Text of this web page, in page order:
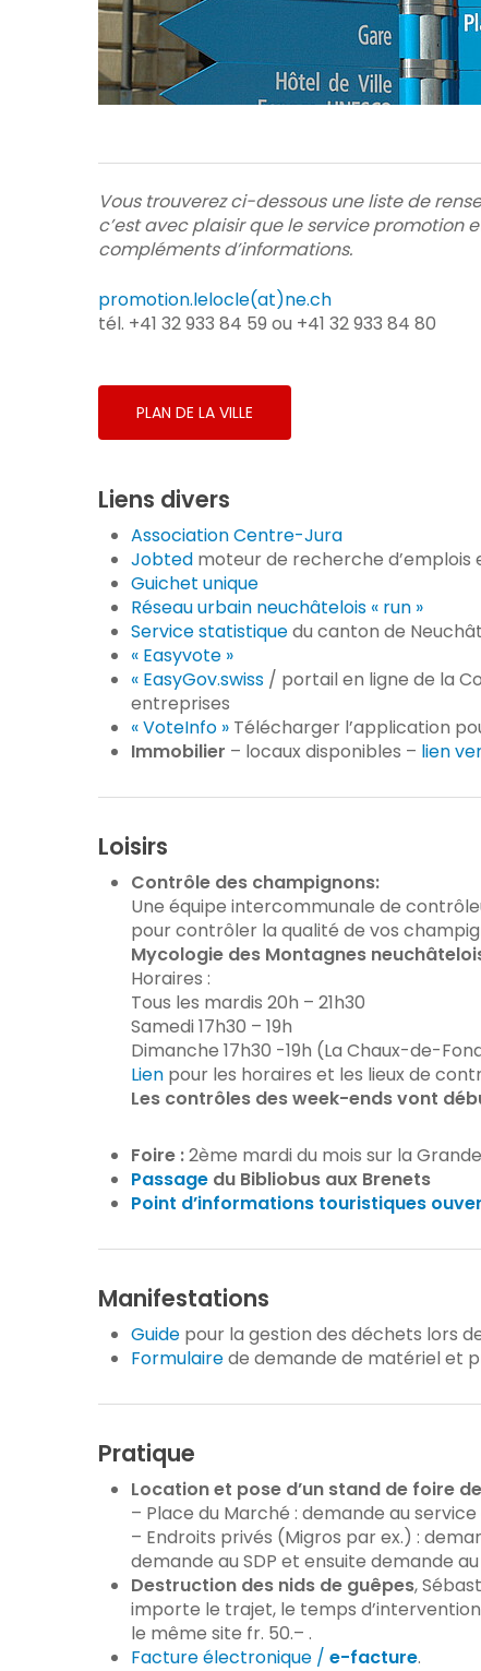
Appuyez sur Enter pour rechercher ou sur
Vous trouverez ci-dessous une liste de
c’est avec plaisir que le service
compléments d’informations.
promotion.lelocle(at)ne.ch
tél. +41 32 933 84 59 ou +41 32 933 84 80
PLAN DE LA VILLE
Liens divers
Association Centre-Jura
Jobted moteur de recherche d’emplois
Guichet unique
Réseau urbain neuchâtelois « run »
Service statistiquedu canton de
« Easyvote »
« EasyGov.swiss / portail en ligne de la
entreprises
« VoteInfo » Télécharger l’application
Immobilier – locaux disponibles – lien
Loisirs
Contrôle des champignons:
Une équipe intercommunale de
pour contrôler la qualité de vos
Mycologie des Montagnes
Horaires :
Tous les mardis 20h – 21h30
Samedi 17h30 – 19h
Dimanche 17h30 -19h (La Chaux-de-
Lien pour les horaires et les lieux de
Les contrôles des week-ends vont
Foire :2ème mardi du mois sur la
Passage du Bibliobus aux Brenets
Point d’informations touristiques
Manifestations
Guide pour la gestion des déchets lors
Formulairede demande de matériel et
Pratique
Location et pose d’un stand de foire
– Place du Marché : demande au service
– Endroits privés (Migros par ex.) :
demande au SDP et ensuite demande
Destruction des nids de guêpes,
importe le trajet, le temps
le même site fr. 50.– .
Facture électronique / e-facture.